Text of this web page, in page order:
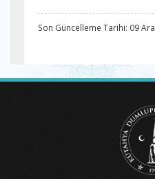
Son Güncelleme Tarihi: 09